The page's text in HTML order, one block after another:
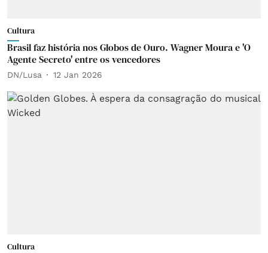
Cultura
Brasil faz história nos Globos de Ouro. Wagner Moura e 'O
Agente Secreto' entre os vencedores
DN/Lusa 12 Jan 2026
Cultura